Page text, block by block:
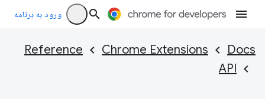
ورود به برنامه
Docs
Chrome Extensions
Reference
API